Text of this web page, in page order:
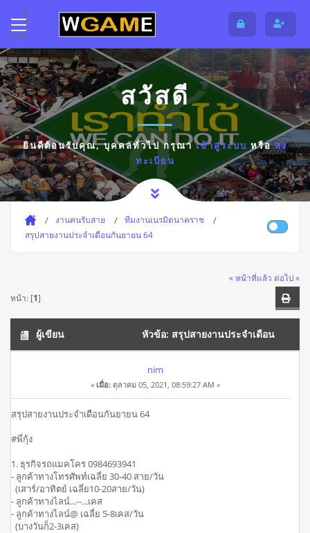
สวัสดี
ยินดีต้อนรับคุณ,บุคคลทั่วไปกรุณาเข้าสู่ระบบหรือลง
ทะเบียน
งานคนรับสาย
ทีมงานเนรมิตนาคราช
สรุปสายงานประจำเดือนกันยายน 64
« หน้าที่แล้ว ต่อไป »
หน้า: [1]
ผู้เขียน หัวข้อ: สรุปสายงานประจำเดือน
nim
« เมื่อ:ตุลาคม 05, 2021, 08:59:27 AM »
สรุปสายงานประจำเดือนกันยายน 64
#พี่กุ้ง
1. ธุรกิจรถแมคโคร 0984693941
- ลูกค้าทางโทรศัพท์เฉลี่ย 30-40 สาย/วัน
(เสาร์/อาทิตย์ เฉลี่ย10-20สาย/วัน)
- ลูกค้าทางไลน์...--...เคส
- ลูกค้าทางไลน์@ เฉลี่ย 5-8เคส/วัน
(บางวันก็2-3เคส)